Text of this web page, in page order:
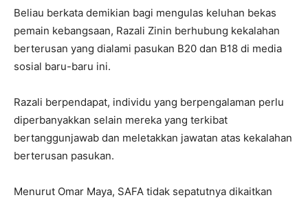
Beliau berkata demikian bagi mengulas keluhan bekas
pemain kebangsaan, Razali Zinin berhubung kekalahan
berterusan yang dialami pasukan B20 dan B18 di media
sosial baru-baru ini.
Razali berpendapat, individu yang berpengalaman perlu
diperbanyakkan selain mereka yang terkibat
bertanggunjawab dan meletakkan jawatan atas kekalahan
berterusan pasukan.
Menurut Omar Maya, SAFA tidak sepatutnya dikaitkan